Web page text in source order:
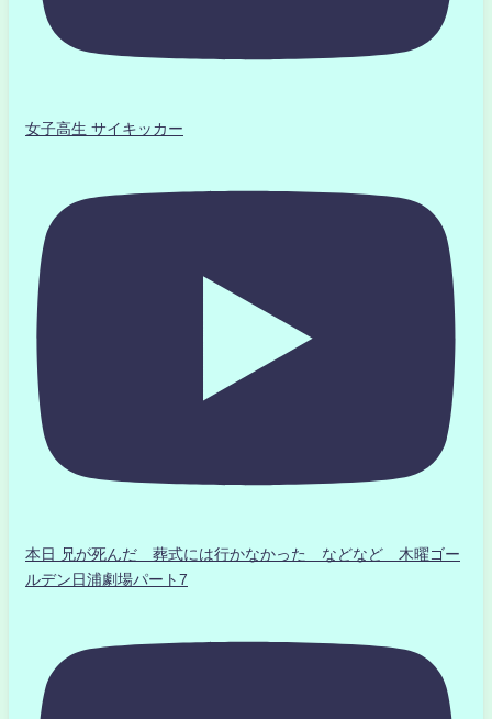
女子高生 サイキッカー
本日 兄が死んだ 葬式には行かなかった などなど 木曜ゴー
ルデン日浦劇場パート7